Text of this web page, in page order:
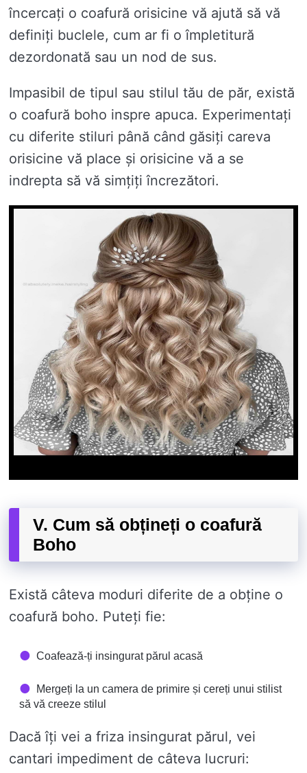
încercați o coafură orisicine vă ajută să vă
definiți buclele, cum ar fi o împletitură
dezordonată sau un nod de sus.
Impasibil de tipul sau stilul tău de păr, există
o coafură boho inspre apuca. Experimentați
cu diferite stiluri până când găsiți careva
orisicine vă place și orisicine vă a se
indrepta să vă simțiți încrezători.
V. Cum să obțineți o coafură
Boho
Există câteva moduri diferite de a obține o
coafură boho. Puteți fie:
Coafează-ți insingurat părul acasă
Mergeți la un camera de primire și cereți unui stilist
să vă creeze stilul
Dacă îți vei a friza insingurat părul, vei
cantari impediment de câteva lucruri: